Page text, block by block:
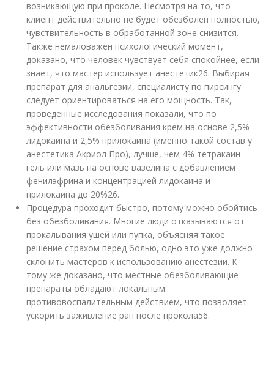
возникающую при проколе. Несмотря на то, что
клиент действительно не будет обезболен полностью,
чувствительность в обработанной зоне снизится.
Также немаловажен психологический момент,
доказано, что человек чувствует себя спокойнее, если
знает, что мастер использует анестетик26. Выбирая
препарат для анальгезии, специалисту по пирсингу
следует ориентироваться на его мощность. Так,
проведенные исследования показали, что по
эффективности обезболивания крем на основе 2,5%
лидокаина и 2,5% прилокаина (именно такой состав у
анестетика Акриол Про), лучше, чем 4% тетракаин-
гель или мазь на основе вазелина с добавлением
фенилэфрина и концентрацией лидокаина и
прилокаина до 20%26.
Процедура проходит быстро, потому можно обойтись
без обезболивания. Многие люди отказываются от
прокалывания ушей или пупка, объясняя такое
решение страхом перед болью, одно это уже должно
склонить мастеров к использованию анестезии. К
тому же доказано, что местные обезболивающие
препараты обладают локальным
противовоспалительным действием, что позволяет
ускорить заживление ран после прокола56.